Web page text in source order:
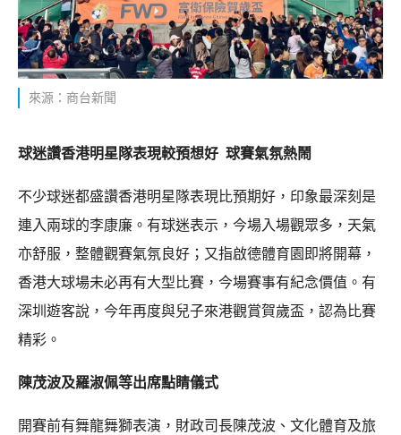
來源：商台新聞
球迷讚香港明星隊表現較預想好 球賽氣氛熱鬧
不少球迷都盛讚香港明星隊表現比預期好，印象最深刻是
連入兩球的李康廉。有球迷表示，今場入場觀眾多，天氣
亦舒服，整體觀賽氣氛良好；又指啟德體育園即將開幕，
香港大球場未必再有大型比賽，今場賽事有紀念價值。有
深圳遊客說，今年再度與兒子來港觀賞賀歲盃，認為比賽
精彩。
陳茂波及羅淑佩等出席點睛儀式
開賽前有舞龍舞獅表演，財政司長陳茂波、文化體育及旅